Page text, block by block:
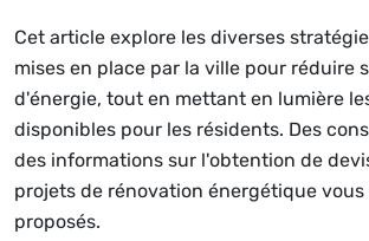
Cet article explore les diverses
mises en place par la ville pour réduire
d'énergie, tout en mettant en lumière
disponibles pour les résidents. Des
des informations sur l'obtention de
projets de rénovation énergétique
proposés.